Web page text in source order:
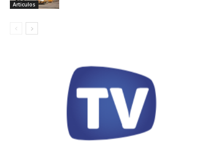
Articulos